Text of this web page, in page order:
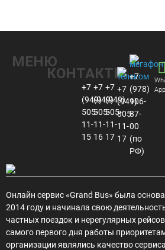
МЕНЮ
КОНТАКТЫ
+7
(949)
505-
11-
15
+7
(949)
505-
11-
16
+7
(949)
505-
11-
17
+7
(949)
805-
11-
17
+7
(978)
106-
87-
00
(по
РФ)
App
Онлайн сервис «Grand Bus» была
2014 году и начинала свою
частных поездок и нерегулярных
самого первого дня работы
организации являлись качество